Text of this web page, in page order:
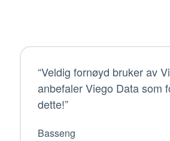
“Veldig fornøyd bruker av
anbefaler Viego Data som
dette!”
Basseng